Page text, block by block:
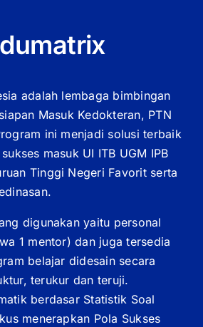
adalah lembaga bimbingan
Masuk Kedokteran, PTN
ini menjadi solusi terbaik
masuk UI ITB UGM IPB
Tinggi Negeri Favorit serta
digunakan yaitu personal
1 mentor) dan juga tersedia
belajar didesain secara
terukur dan teruji.
berdasar Statistik Soal
menerapkan Pola Sukses